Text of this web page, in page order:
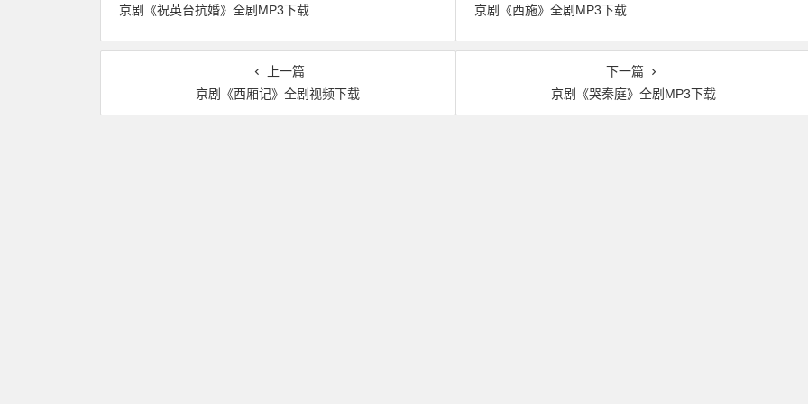
京剧《祝英台抗婚》全剧MP3下载 京剧《西施》全剧MP3下载
上一篇
京剧《西厢记》全剧视频下载
下一篇
京剧《哭秦庭》全剧MP3下载